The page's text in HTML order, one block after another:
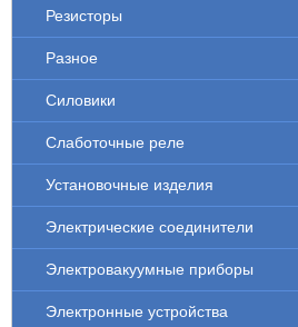
Резисторы
Разное
Силовики
Слаботочные реле
Установочные изделия
Электрические соединители
Электровакуумные приборы
Электронные устройства